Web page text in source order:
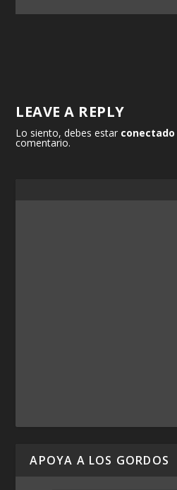
LEAVE A REPLY
Lo siento, debes estar conectado
comentario.
APOYA A LOS GORDOS